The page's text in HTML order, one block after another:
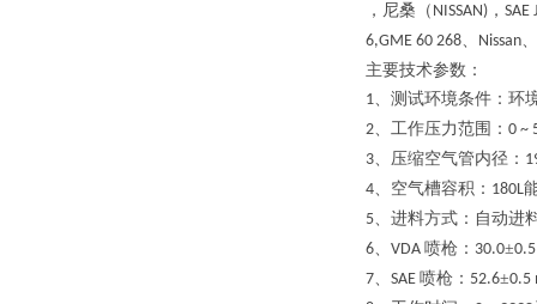
，尼桑（ NISSAN) ， SAE
6,GME 60 268、 Nissan、
主要技术参数：
1、测试环境条件：环
2、工作压力范围： 0 ~
3、压缩空气管内径：
4、空气槽容积： 180L
5、进料方式：自动进
6、 VDA 喷枪： 30.0±
7、 SAE 喷枪： 52.6±0.5